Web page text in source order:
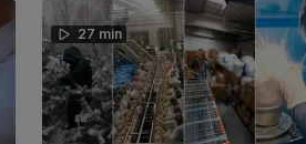
27 min